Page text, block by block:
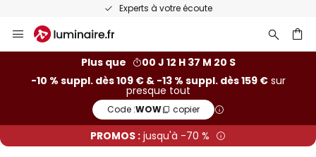
Experts à votre écoute
Allez
au
Plus que
00 J 12 H 37 M 20 S
-10 % suppl. dès 109 € & -13 % suppl. dès 159 €sur
presque tout
Code :WOW copier
PROMOS : jusqu'à -70 %